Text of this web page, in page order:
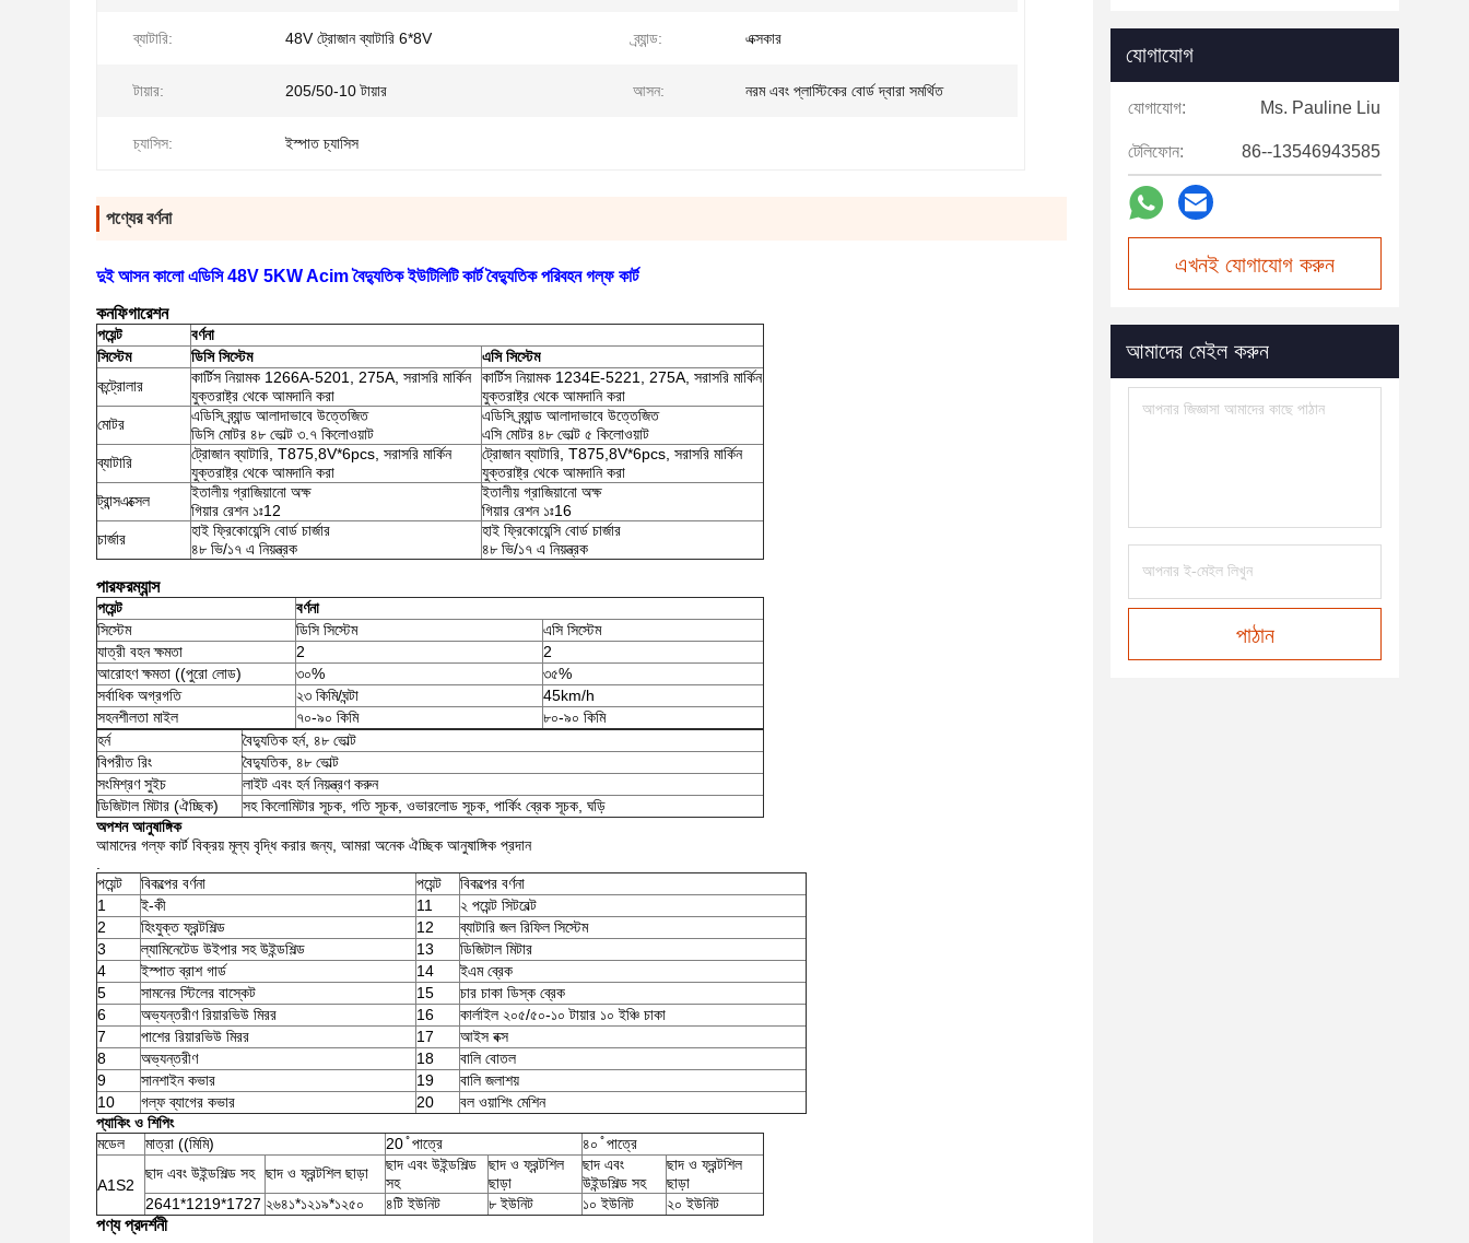
ব্যাটারি: 48V ট্রোজান ব্যাটারি 6*8V ব্র্যান্ড: এক্সকার
টায়ার: 205/50-10 টায়ার আসন: নরম এবং প্লাস্টিকের বোর্ড দ্বারা সমর্থিত
চ্যাসিস: ইস্পাত চ্যাসিস
পণ্যের বর্ণনা
দুই আসন কালো এডিসি 48V 5KW Acim বৈদ্যুতিক ইউটিলিটি কার্ট বৈদ্যুতিক পরিবহন গল্ফ কার্ট
কনফিগারেশন
পয়েন্ট
বর্ণনা
সিস্টেম
ডিসি সিস্টেম
এসি সিস্টেম
কন্ট্রোলার
কার্টিস নিয়ামক 1266A-5201, 275A, সরাসরি মার্কিন
যুক্তরাষ্ট্র থেকে আমদানি করা
কার্টিস নিয়ামক 1234E-5221, 275A, সরাসরি মার্কিন
যুক্তরাষ্ট্র থেকে আমদানি করা
মোটর
এডিসি ব্র্যান্ড আলাদাভাবে উত্তেজিত
ডিসি মোটর ৪৮ ভোল্ট ৩.৭ কিলোওয়াট
এডিসি ব্র্যান্ড আলাদাভাবে উত্তেজিত
এসি মোটর ৪৮ ভোল্ট ৫ কিলোওয়াট
ব্যাটারি
ট্রোজান ব্যাটারি, T875,8V*6pcs, সরাসরি মার্কিন
যুক্তরাষ্ট্র থেকে আমদানি করা
ট্রোজান ব্যাটারি, T875,8V*6pcs, সরাসরি মার্কিন
যুক্তরাষ্ট্র থেকে আমদানি করা
ট্রান্সএক্সেল
ইতালীয় গ্রাজিয়ানো অক্ষ
গিয়ার রেশন ১ঃ12
ইতালীয় গ্রাজিয়ানো অক্ষ
গিয়ার রেশন ১ঃ16
চার্জার
হাই ফ্রিকোয়েন্সি বোর্ড চার্জার
৪৮ ভি/১৭ এ নিয়ন্ত্রক
হাই ফ্রিকোয়েন্সি বোর্ড চার্জার
৪৮ ভি/১৭ এ নিয়ন্ত্রক
পারফরম্যান্স
পয়েন্ট
বর্ণনা
সিস্টেম
ডিসি সিস্টেম
এসি সিস্টেম
যাত্রী বহন ক্ষমতা
2
2
আরোহণ ক্ষমতা ((পুরো লোড)
৩০%
৩৫%
সর্বাধিক অগ্রগতি
২৩ কিমি/ঘন্টা
45km/h
সহনশীলতা মাইল
৭০-৯০ কিমি
৮০-৯০ কিমি
হর্ন
বৈদ্যুতিক হর্ন, ৪৮ ভোল্ট
বিপরীত রিং
বৈদ্যুতিক, ৪৮ ভোল্ট
সংমিশ্রণ সুইচ
লাইট এবং হর্ন নিয়ন্ত্রণ করুন
ডিজিটাল মিটার (ঐচ্ছিক)
সহ কিলোমিটার সূচক, গতি সূচক, ওভারলোড সূচক, পার্কিং ব্রেক সূচক, ঘড়ি
অপশন আনুষাঙ্গিক
আমাদের গল্ফ কার্ট বিক্রয় মূল্য বৃদ্ধি করার জন্য, আমরা অনেক ঐচ্ছিক আনুষাঙ্গিক প্রদান
পয়েন্ট
বিকল্পের বর্ণনা পয়েন্ট
বিকল্পের বর্ণনা
1
ই-কী 11
২ পয়েন্ট সিটবেল্ট
2
হিংযুক্ত ফ্রন্টশিল্ড 12
ব্যাটারি জল রিফিল সিস্টেম
3
ল্যামিনেটেড উইপার সহ উইন্ডশিল্ড 13
ডিজিটাল মিটার
4
ইস্পাত ব্রাশ গার্ড 14
ইএম ব্রেক
5
সামনের স্টিলের বাস্কেট 15
চার চাকা ডিস্ক ব্রেক
6
অভ্যন্তরীণ রিয়ারভিউ মিরর 16
কার্লাইল ২০৫/৫০-১০ টায়ার ১০ ইঞ্চি চাকা
7
পাশের রিয়ারভিউ মিরর 17
আইস বক্স
8
অভ্যন্তরীণ 18
বালি বোতল
9
সানশাইন কভার 19
বালি জলাশয়
10
গল্ফ ব্যাগের কভার 20
বল ওয়াশিং মেশিন
প্যাকিং ও শিপিং
মডেল
মাত্রা ((মিমি) 20 ̊ পাত্রে ৪০ ̊ পাত্রে
A1S2
ছাদ এবং উইন্ডশিল্ড সহ ছাদ ও ফ্রন্টশিল ছাড়া
ছাদ এবং উইন্ডশিল্ড
সহ
ছাদ ও ফ্রন্টশিল
ছাড়া
ছাদ এবং
উইন্ডশিল্ড সহ
ছাদ ও ফ্রন্টশিল
ছাড়া
2641*1219*1727 ২৬৪১*১২১৯*১২৫০ ৪টি ইউনিট ৮ ইউনিট ১০ ইউনিট ২০ ইউনিট
পণ্য প্রদর্শনী
যোগাযোগ
যোগাযোগ: Ms. Pauline Liu
টেলিফোন: 86--13546943585
এখনই যোগাযোগ করুন
আমাদের মেইল করুন
পাঠান